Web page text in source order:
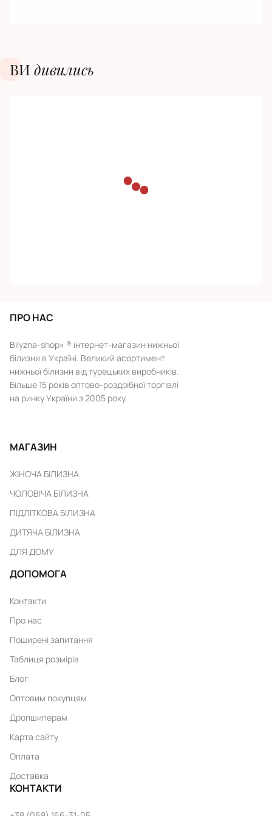
ВИ дивилиcь
ПРО НАС
Bilyzna-shop» ® інтернет-магазин нижньої
білизни в Україні. Великий асортимент
нижньої білизни від турецьких виробників.
Більше 15 років оптово-роздрібної торгівлі
на ринку України з 2005 року.
МАГАЗИН
ЖІНОЧА БІЛИЗНА
ЧОЛОВІЧА БІЛИЗНА
ПІДЛІТКОВА БІЛИЗНА
ДИТЯЧА БІЛИЗНА
ДЛЯ ДОМУ
ДОПОМОГА
Контакти
Про нас
Поширені запитання
Таблиця розмірів
Блог
Оптовим покупцям
Дропшиперам
Карта сайту
Оплата
Доставка
КОНТАКТИ